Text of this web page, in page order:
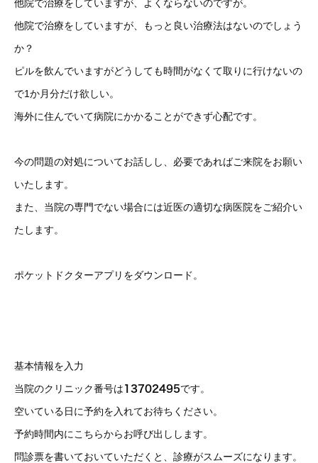
他院で治療をしていますが、よくならないのですが。
他院で治療をしていますが、もっと良い治療法はないのでしょう
か？
ピルを飲んでいますがどうしても時間がなくて取りに行けないの
で1か月分だけ欲しい。
海外に住んでいて病院にかかることができず心配です。
今の問題の対処についてお話しし、必要であればご来院をお願い
いたします。
また、当院の専門でない場合には近医の適切な病医院をご紹介い
たします。
ポケットドクターアプリをダウンロード。
基本情報を入力
当院のクリニック番号は 13702495です。
空いている日に予約を入れてお待ちください。
予約時間内にこちらからお呼び出しします。
問診票を書いておいていただくと、診療がスムーズになります。